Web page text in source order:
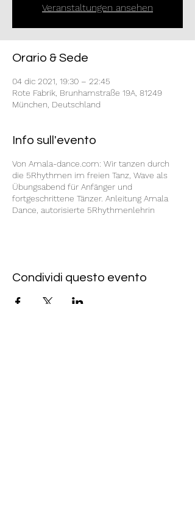
Veranstaltungen ansehen
Orario & Sede
04 dic 2021, 19:30 – 22:45
Rote Fabrik, Brunhamstraße 19A, 81249
München, Deutschland
Info sull'evento
Von Amala-dance.com: Wir tanzen durch
die 5Rhythmen im freien Tanz, Wave als
Übungsabend für Anfänger und
fortgeschrittene Tänzer. Anleitung Amala
Dance, autorisierte 5Rhythmenlehrin
Condividi questo evento